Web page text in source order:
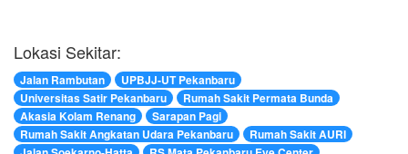
Lokasi Sekitar:
Jalan Rambutan
UPBJJ-UT Pekanbaru
Universitas Satir Pekanbaru
Rumah Sakit Permata Bunda
Akasia Kolam Renang
Sarapan Pagi
Rumah Sakit Angkatan Udara Pekanbaru
Rumah Sakit AURI